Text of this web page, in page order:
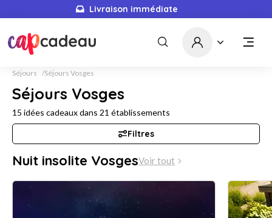
Livraison immédiate
5671idées cadeaux
Séjours Séjours Vosges
Séjours Vosges
15 idées cadeaux dans 21 établissements
Filtres
Nuit insolite VosgesVoir tout